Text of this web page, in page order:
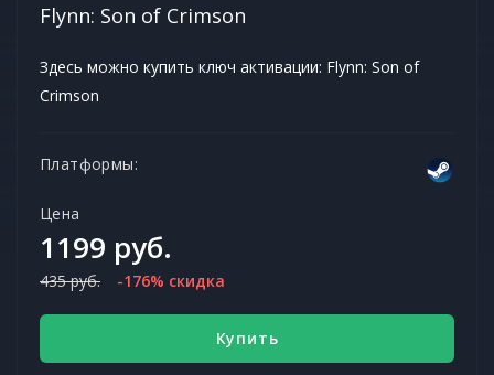
Flynn: Son of Crimson
Здесь можно купить ключ активации: Flynn: Son of
Crimson
Платформы:
Цена
1199 руб.
435 руб. -176% скидка
Купить